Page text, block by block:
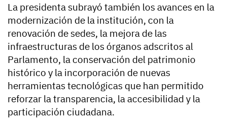
La presidenta subrayó también los avances en la
modernización de la institución, con la
renovación de sedes, la mejora de las
infraestructuras de los órganos adscritos al
Parlamento, la conservación del patrimonio
histórico y la incorporación de nuevas
herramientas tecnológicas que han permitido
reforzar la transparencia, la accesibilidad y la
participación ciudadana.